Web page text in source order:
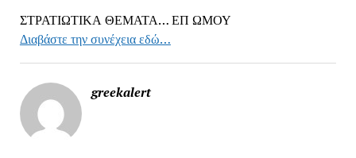
ΣΤΡΑΤΙΩΤΙΚΑ ΘΕΜΑΤΑ… ΕΠ ΩΜΟΥ
Διαβάστε την συνέχεια εδώ…
greekalert